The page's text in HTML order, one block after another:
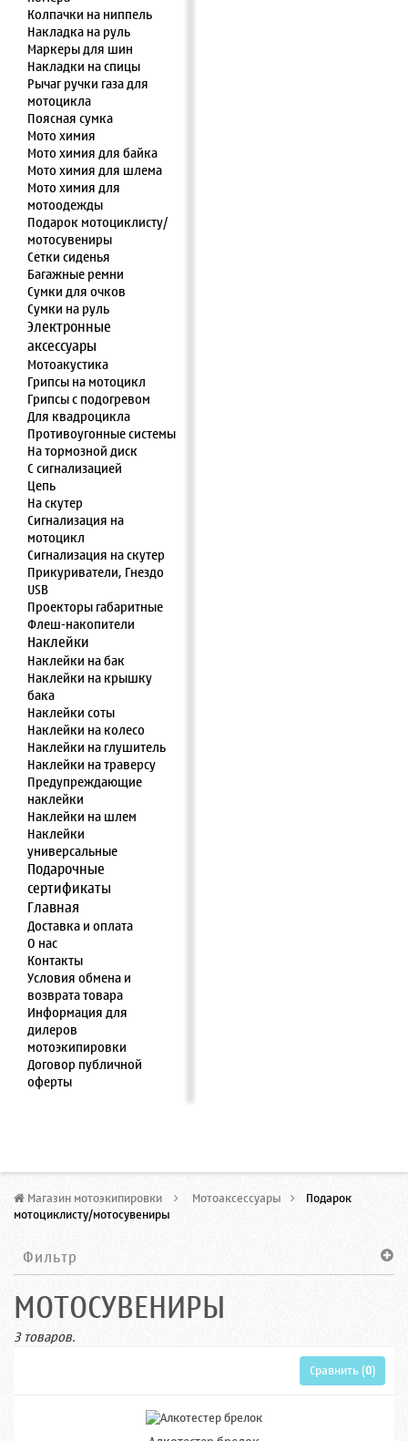
Колпачки на ниппель
Накладка на руль
Маркеры для шин
Накладки на спицы
Рычаг ручки газа для
мотоцикла
Поясная сумка
Мото химия
Мото химия для байка
Мото химия для шлема
Мото химия для
мотоодежды
Подарок мотоциклисту/
мотосувениры
Сетки сиденья
Багажные ремни
Сумки для очков
Сумки на руль
Электронные
аксессуары
Мотоакустика
Грипсы на мотоцикл
Грипсы с подогревом
Для квадроцикла
Противоугонные системы
На тормозной диск
С сигнализацией
Цепь
На скутер
Сигнализация на
мотоцикл
Сигнализация на скутер
Прикуриватели, Гнездо
USB
Проекторы габаритные
Флеш-накопители
Наклейки
Наклейки на бак
Наклейки на крышку
бака
Наклейки соты
Наклейки на колесо
Наклейки на глушитель
Наклейки на траверсу
Предупреждающие
наклейки
Наклейки на шлем
Наклейки
универсальные
Подарочные
сертификаты
Главная
Доставка и оплата
О нас
Контакты
Условия обмена и
возврата товара
Информация для
дилеров
мотоэкипировки
Договор публичной
оферты
Магазин мотоэкипировки > Мотоаксессуары > Подарок
мотоциклисту/мотосувениры
Фильтр
МОТОСУВЕНИРЫ
3 товаров.
Сравнить (0)